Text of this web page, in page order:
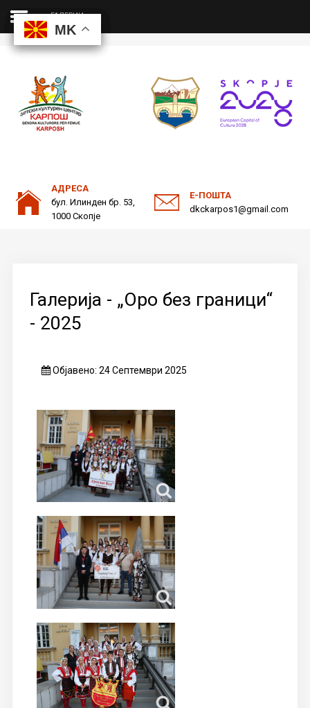
MK
MK
ДКЦ
ОДНОСИ СО ЈАВНОСТ
ГАЛЕРИИ
MK
MK
АДРЕСА
бул. Илинден бр. 53,
1000 Скопје
Е-ПОШТА
dkckarpos1@gmail.com
Пребарајте на нашата веб страна
Галерија - „Оро без граници“
- 2025
Објавено: 24 Септември 2025